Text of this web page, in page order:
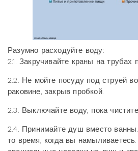
Разумно расходуйте воду:
2.1. Закручивайте краны на трубах
2.2. Не мойте посуду под струей
раковине, закрыв пробкой.
2.3. Выключайте воду, пока
2.4. Принимайте душ вместо
то время, когда вы